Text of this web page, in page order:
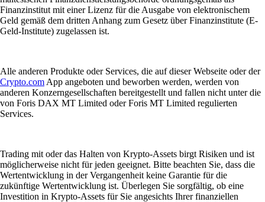
Finanzinstitut mit einer Lizenz für die Ausgabe von elektronischem
Geld gemäß dem dritten Anhang zum Gesetz über Finanzinstitute (E-
Geld-Institute) zugelassen ist.
Alle anderen Produkte oder Services, die auf dieser Webseite oder der
Crypto.com App angeboten und beworben werden, werden von
anderen Konzerngesellschaften bereitgestellt und fallen nicht unter die
von Foris DAX MT Limited oder Foris MT Limited regulierten
Services.
Trading mit oder das Halten von Krypto-Assets birgt Risiken und ist
möglicherweise nicht für jeden geeignet. Bitte beachten Sie, dass die
Wertentwicklung in der Vergangenheit keine Garantie für die
zukünftige Wertentwicklung ist. Überlegen Sie sorgfältig, ob eine
Investition in Krypto-Assets für Sie angesichts Ihrer finanziellen